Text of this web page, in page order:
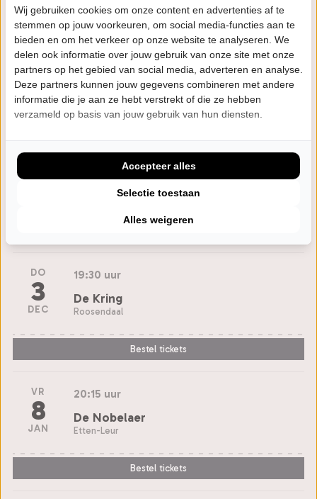
WO
4
NOV
20:15 uur
Schouwburg Venray
Venray
Bestel tickets
VR
6
20:15 uur
Kattendans
DO
3
DEC
19:30 uur
De Kring
Roosendaal
Bestel tickets
VR
8
JAN
20:15 uur
De Nobelaer
Etten-Leur
Bestel tickets
Wij gebruiken cookies om onze content en advertenties af te
stemmen op jouw voorkeuren, om social media-functies aan te
bieden en om het verkeer op onze website te analyseren. We
delen ook informatie over jouw gebruik van onze site met onze
partners op het gebied van social media, adverteren en analyse.
Deze partners kunnen jouw gegevens combineren met andere
informatie die je aan ze hebt verstrekt of die ze hebben
verzameld op basis van jouw gebruik van hun diensten.
Alles weigeren
Selectie toestaan
Accepteer alles